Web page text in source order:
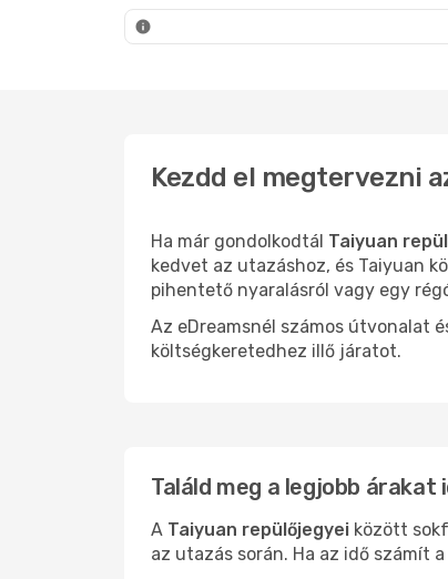
Kezdd el megtervezni
Ha már gondolkodtál Taiyuan
kedvet az utazáshoz, és Taiyuan
pihentető nyaralásról vagy egy
Az eDreamsnél számos útvonalat
költségkeretedhez illő járatot.
Találd meg a legjobb árakat
A Taiyuan repülőjegyei között
az utazás során. Ha az idő számít